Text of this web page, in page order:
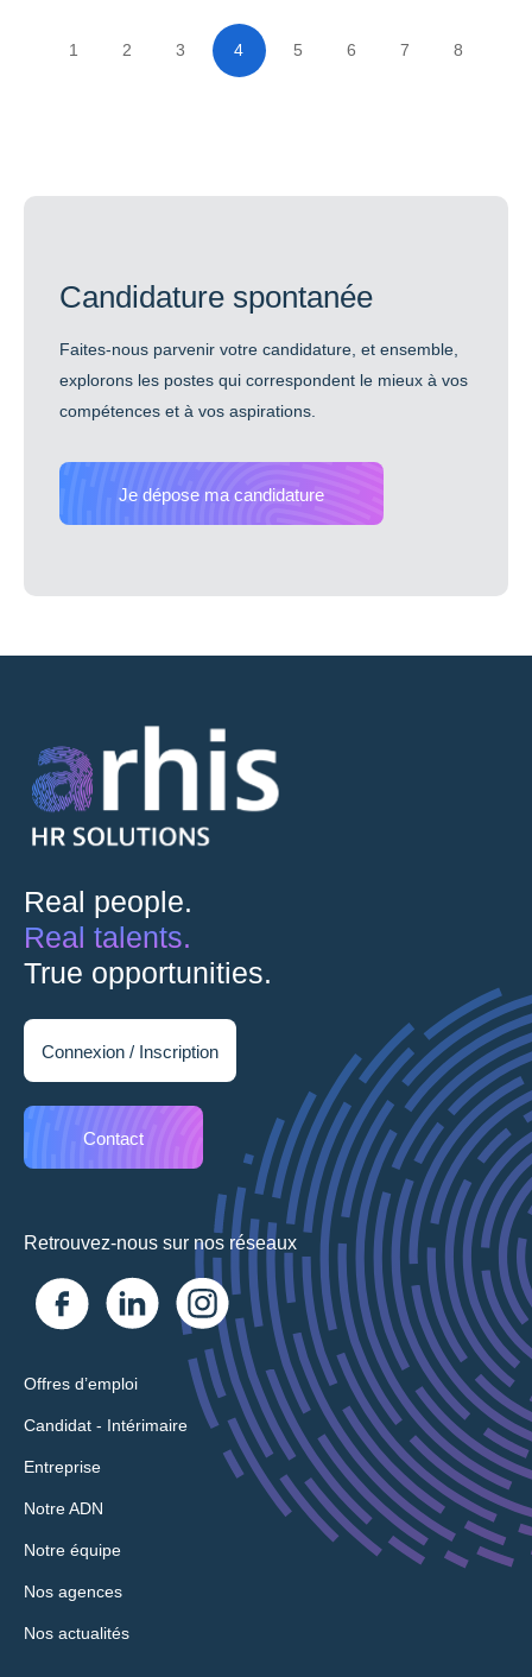
1 2 3 4 5 6 7 8
Candidature spontanée
Faites-nous parvenir votre candidature, et ensemble,
explorons les postes qui correspondent le mieux à vos
compétences et à vos aspirations.
Je dépose ma candidature
Real people.
Real talents.
True opportunities.
Connexion / Inscription
Contact
Retrouvez-nous sur nos réseaux
Offres d’emploi
Candidat - Intérimaire
Entreprise
Notre ADN
Notre équipe
Nos agences
Nos actualités